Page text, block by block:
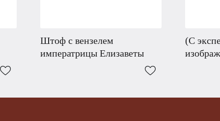
Штоф с вензелем
императрицы Елизаветы
(С